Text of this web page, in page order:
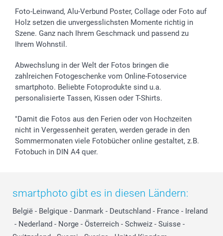
Foto-Leinwand, Alu-Verbund Poster, Collage oder Foto auf
Holz setzen die unvergesslichsten Momente richtig in
Szene. Ganz nach Ihrem Geschmack und passend zu
Ihrem Wohnstil.
Abwechslung in der Welt der Fotos bringen die
zahlreichen Fotogeschenke vom Online-Fotoservice
smartphoto. Beliebte Fotoprodukte sind u.a.
personalisierte Tassen, Kissen oder T-Shirts.
"Damit die Fotos aus den Ferien oder von Hochzeiten
nicht in Vergessenheit geraten, werden gerade in den
Sommermonaten viele Fotobücher online gestaltet, z.B.
Fotobuch in DIN A4 quer.
smartphoto gibt es in diesen Ländern:
België - Belgique - Danmark - Deutschland - France - Ireland
- Nederland - Norge - Österreich - Schweiz - Suisse -